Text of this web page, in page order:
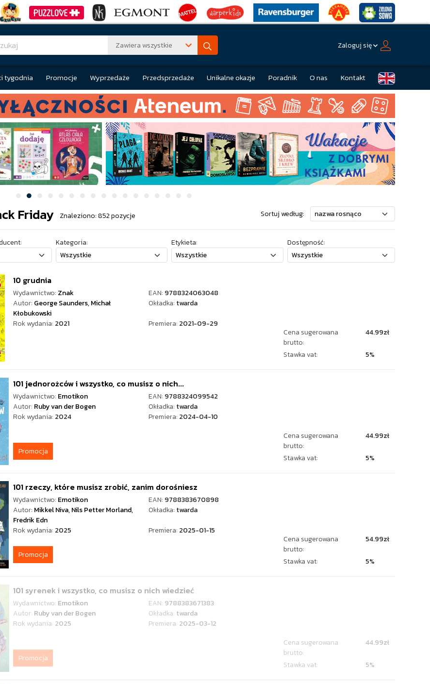
Zawiera wszystkie Zaloguj się
tygodnia Promocje Wyprzedaże Przedsprzedaże Unikalne okazje Poradnik O nas Kontakt
Friday Znaleziono: 852 pozycje Sortuj według:
Kategoria: Etykieta: Dostępność:
10 grudnia
Wydawnictwo: Znak EAN: 9788324063048
Autor: George Saunders,Michał
Kłobukowski
Okładka: twarda
Rok wydania: 2021 Premiera: 2021-09-29
Cena sugerowana
brutto:
44.99zł
Stawka vat: 5%
101 jednorożców i wszystko, co musisz o nich...
Wydawnictwo: Emotikon EAN: 9788324099542
Autor: Ruby van der Bogen Okładka: twarda
Rok wydania: 2024 Premiera: 2024-04-10
Promocja
Cena sugerowana
brutto:
44.99zł
Stawka vat: 5%
101 rzeczy, które musisz zrobić, zanim dorośniesz
Wydawnictwo: Emotikon EAN: 9788383670898
Autor: Mikkel Niva,Nils Petter Morland,
Fredrik Edn
Okładka: twarda
Rok wydania: 2025 Premiera: 2025-01-15
Promocja
Cena sugerowana
brutto:
54.99zł
Stawka vat: 5%
101 syrenek i wszystko, co musisz o nich wiedzieć
Wydawnictwo: Emotikon EAN: 9788383671383
Autor: Ruby van der Bogen Okładka: twarda
Rok wydania: 2025 Premiera: 2025-03-12
Promocja
Cena sugerowana
brutto:
44.99zł
Stawka vat: 5%